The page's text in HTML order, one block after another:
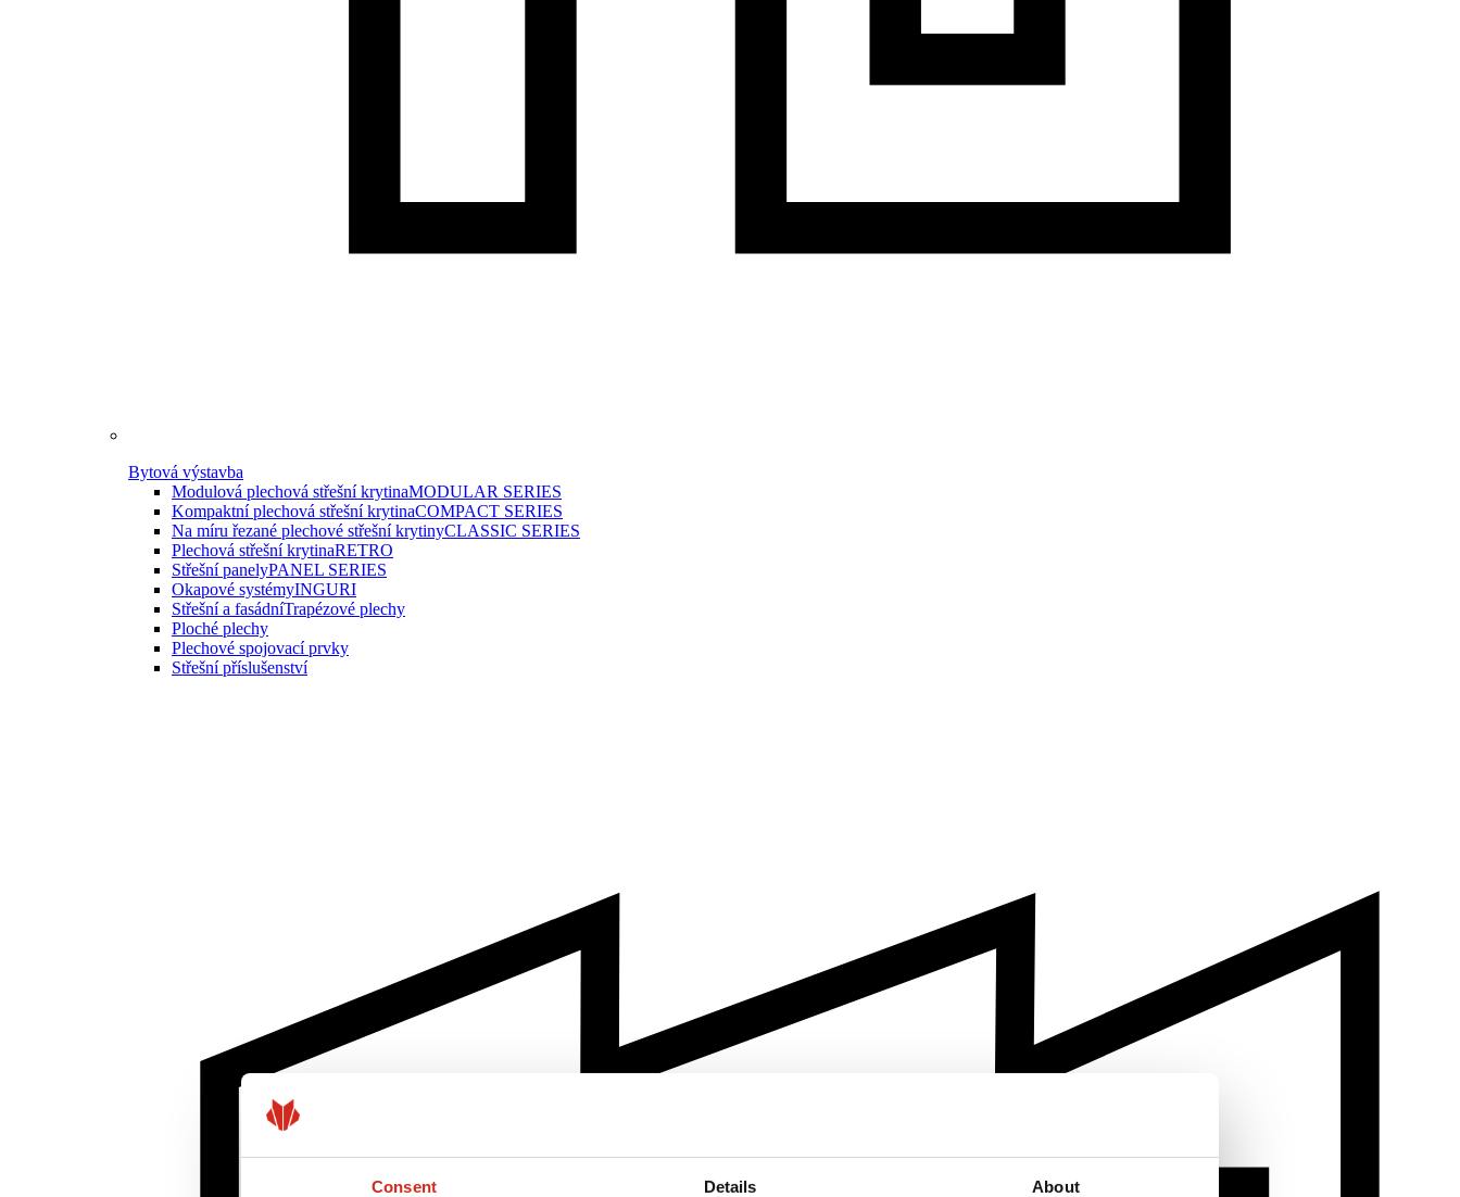
Consent Details About
Bytová výstavba
Modulová plechová střešní krytinaMODULAR SERIES
Kompaktní plechová střešní krytinaCOMPACT SERIES
Na míru řezané plechové střešní krytinyCLASSIC SERIES
Plechová střešní krytinaRETRO
Střešní panelyPANEL SERIES
Okapové systémyINGURI
Střešní a fasádníTrapézové plechy
Ploché plechy
Plechové spojovací prvky
Střešní příslušenství